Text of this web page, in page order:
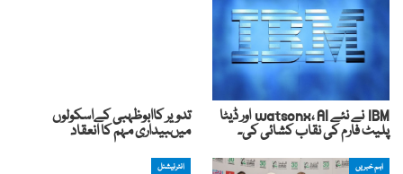
IBM نے نئے watsonx، AI اور ڈیٹا
پلیٹ فارم کی نقاب کشائی کی۔
تدویر کاابوظہبی کےاسکولوں
میںبیداری مہم کا انعقاد
اہم خبریں انٹرنیشنل